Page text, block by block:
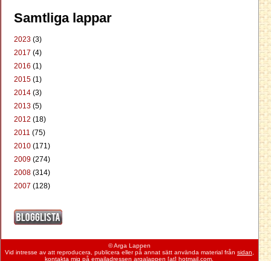
Samtliga lappar
2023 (3)
2017 (4)
2016 (1)
2015 (1)
2014 (3)
2013 (5)
2012 (18)
2011 (75)
2010 (171)
2009 (274)
2008 (314)
2007 (128)
© Arga Lappen
Vid intresse av att reproducera, publicera eller på annat sätt använda material från sidan,
kontakta mig på emailadressen argalappen [at] hotmail.com.